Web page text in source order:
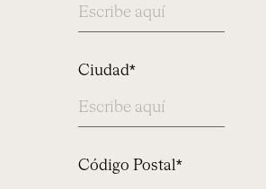
Ciudad*
Código Postal*